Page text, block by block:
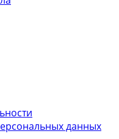
данных